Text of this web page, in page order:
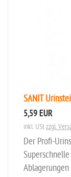
SANIT
5,59 EUR
inkl. UStzzgl.
Der Profi-
Ablagerungen